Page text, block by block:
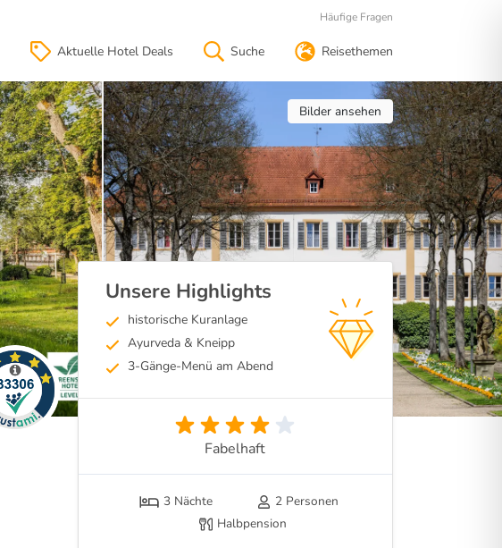
Aktuelle Hotel Deals Suche Reisethemen
Häufige Fragen
Bilder ansehen
Unsere Highlights
historische Kuranlage
Ayurveda & Kneipp
3-Gänge-Menü am Abend
Fabelhaft
3 Nächte
2 Personen
Halbpension